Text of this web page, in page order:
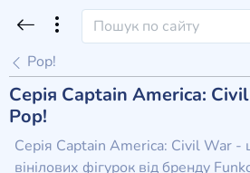
Pop!
Серія Captain America:
Pop!
Серія Captain America: Civil War -
вінілових фігурок від бренду